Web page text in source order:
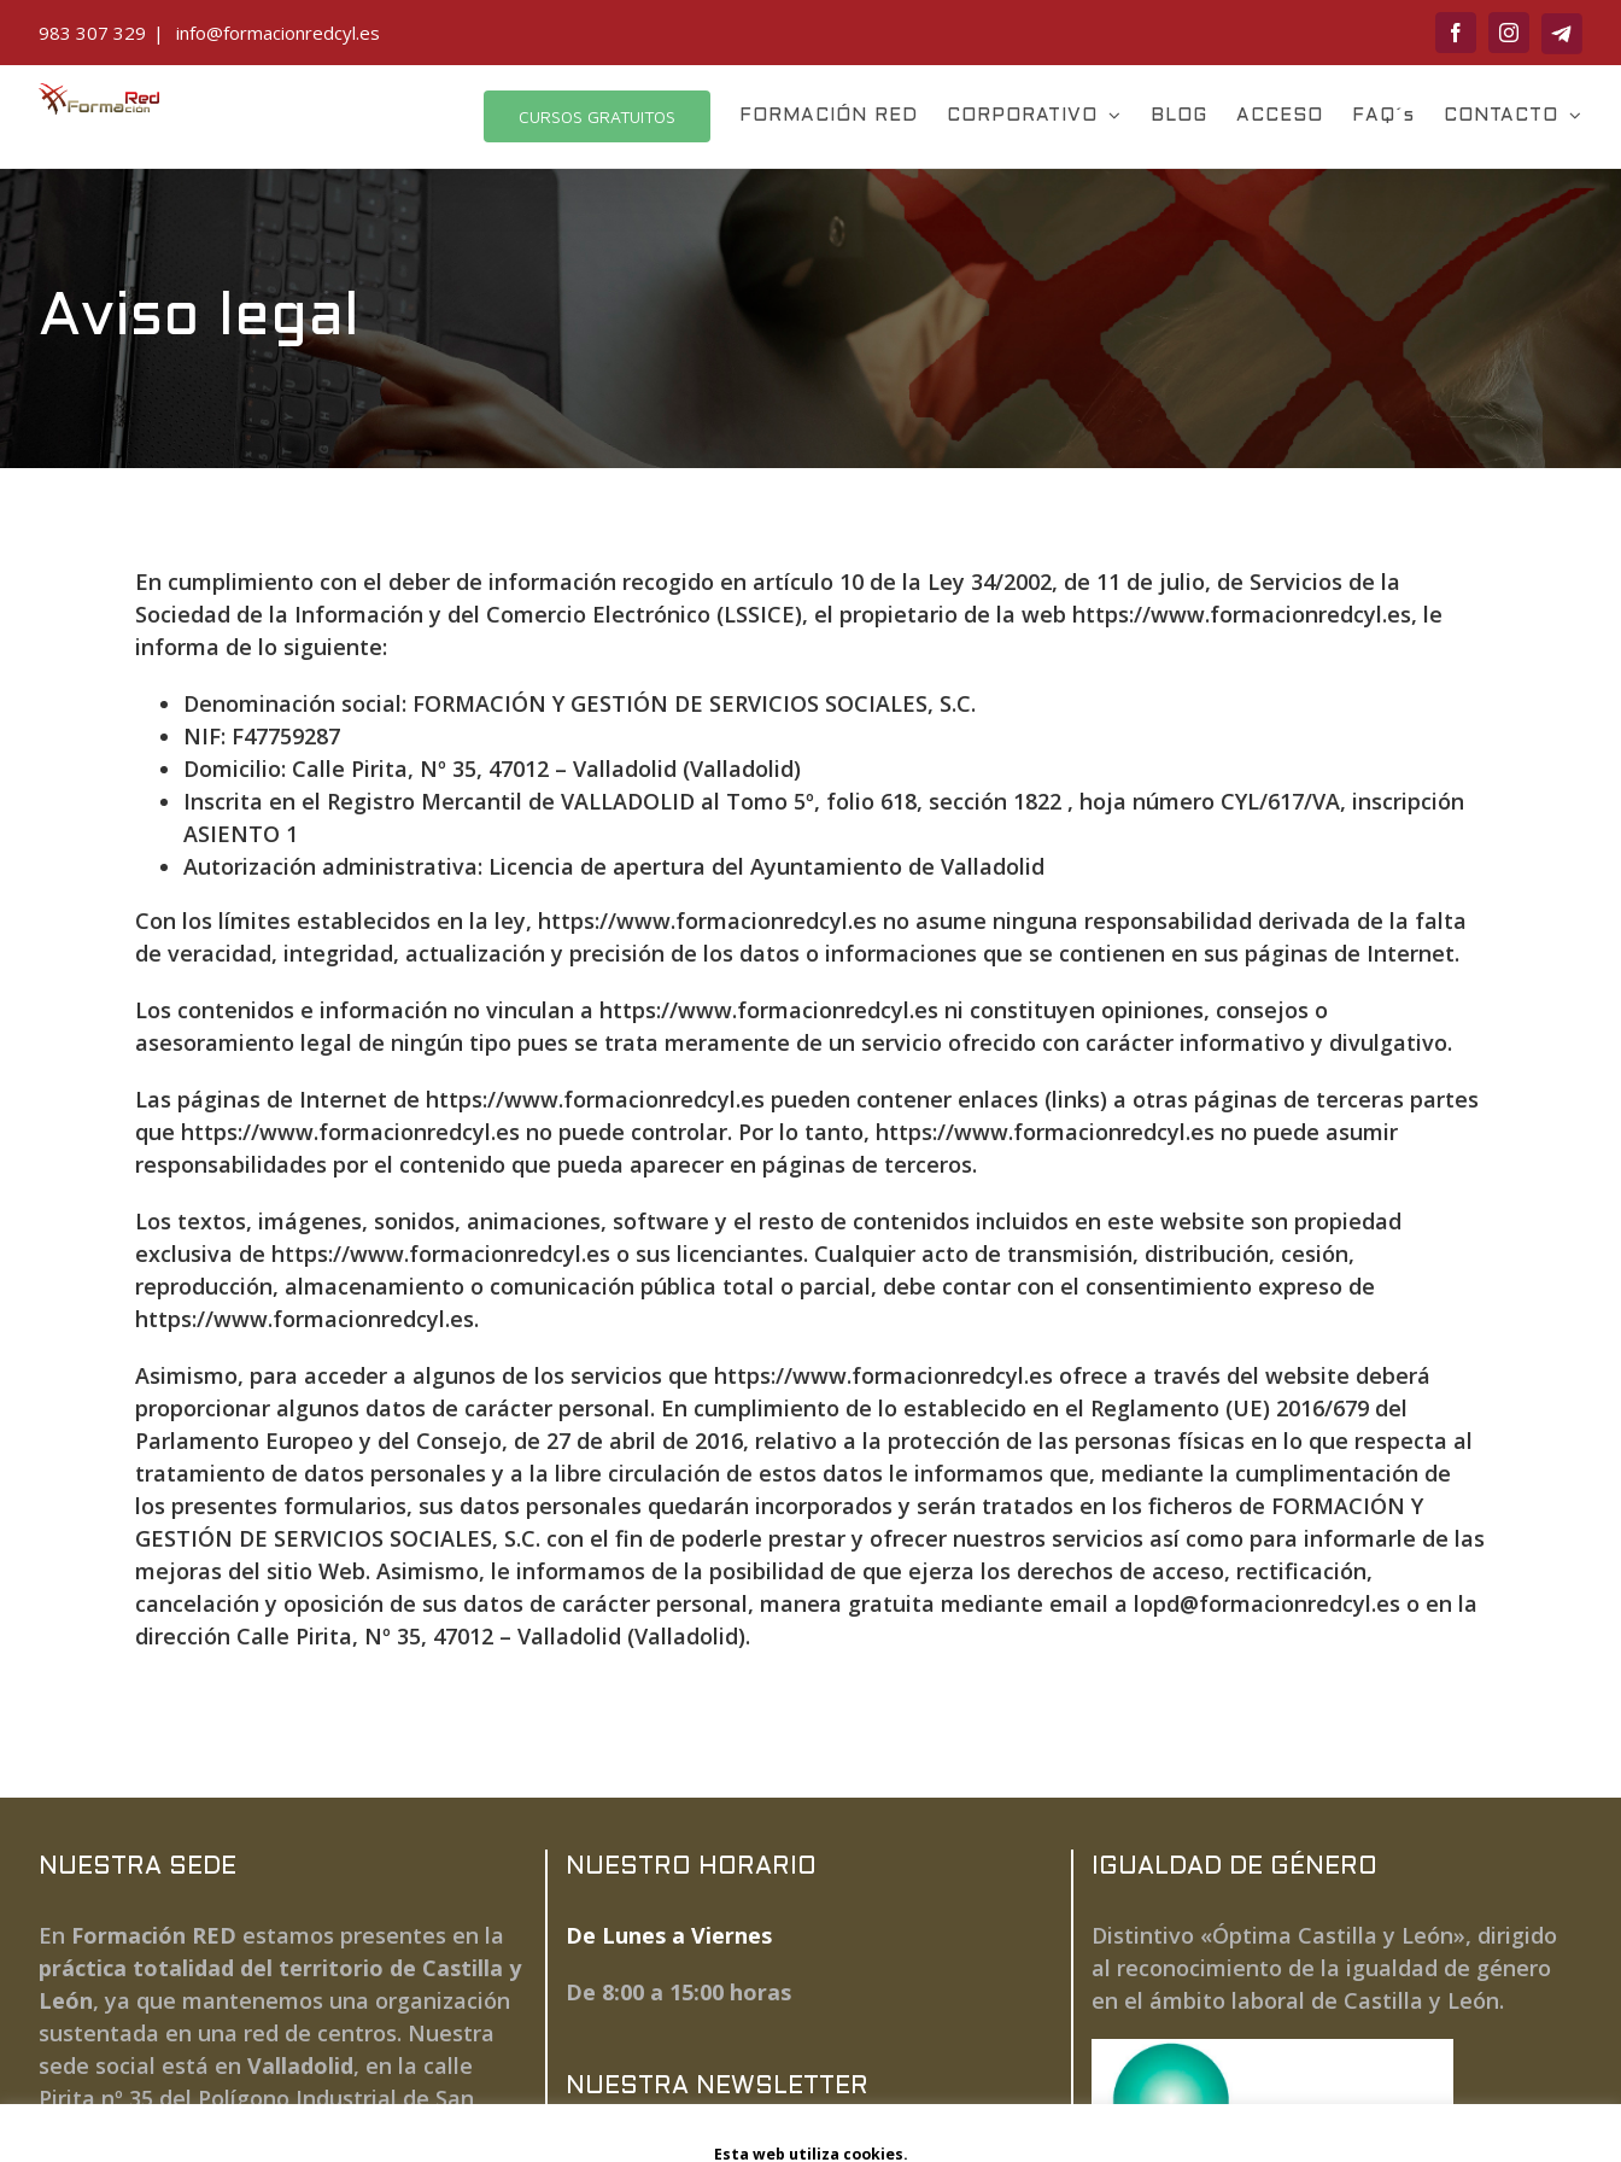
contenido
983 307 329 | info@formacionredcyl.es FacebookInstagram
Telegram
CURSOS GRATUITOS FORMACIÓN RED CORPORATIVO BLOG ACCESO FAQ´s CONTACTO
Aviso legal
En cumplimiento con el deber de información recogido en artículo 10 de la Ley 34/2002, de 11 de julio, de Servicios de la
Sociedad de la Información y del Comercio Electrónico (LSSICE), el propietario de la web https://www.formacionredcyl.es, le
informa de lo siguiente:
Denominación social: FORMACIÓN Y GESTIÓN DE SERVICIOS SOCIALES, S.C.
NIF: F47759287
Domicilio: Calle Pirita, Nº 35, 47012 – Valladolid (Valladolid)
Inscrita en el Registro Mercantil de VALLADOLID al Tomo 5º, folio 618, sección 1822 , hoja número CYL/617/VA, inscripción
ASIENTO 1
Autorización administrativa: Licencia de apertura del Ayuntamiento de Valladolid
Con los límites establecidos en la ley, https://www.formacionredcyl.es no asume ninguna responsabilidad derivada de la falta
de veracidad, integridad, actualización y precisión de los datos o informaciones que se contienen en sus páginas de Internet.
Los contenidos e información no vinculan a https://www.formacionredcyl.es ni constituyen opiniones, consejos o
asesoramiento legal de ningún tipo pues se trata meramente de un servicio ofrecido con carácter informativo y divulgativo.
Las páginas de Internet de https://www.formacionredcyl.es pueden contener enlaces (links) a otras páginas de terceras partes
que https://www.formacionredcyl.es no puede controlar. Por lo tanto, https://www.formacionredcyl.es no puede asumir
responsabilidades por el contenido que pueda aparecer en páginas de terceros.
Los textos, imágenes, sonidos, animaciones, software y el resto de contenidos incluidos en este website son propiedad
exclusiva de https://www.formacionredcyl.es o sus licenciantes. Cualquier acto de transmisión, distribución, cesión,
reproducción, almacenamiento o comunicación pública total o parcial, debe contar con el consentimiento expreso de
https://www.formacionredcyl.es.
Asimismo, para acceder a algunos de los servicios que https://www.formacionredcyl.es ofrece a través del website deberá
proporcionar algunos datos de carácter personal. En cumplimiento de lo establecido en el Reglamento (UE) 2016/679 del
Parlamento Europeo y del Consejo, de 27 de abril de 2016, relativo a la protección de las personas físicas en lo que respecta al
tratamiento de datos personales y a la libre circulación de estos datos le informamos que, mediante la cumplimentación de
los presentes formularios, sus datos personales quedarán incorporados y serán tratados en los ficheros de FORMACIÓN Y
GESTIÓN DE SERVICIOS SOCIALES, S.C. con el fin de poderle prestar y ofrecer nuestros servicios así como para informarle de las
mejoras del sitio Web. Asimismo, le informamos de la posibilidad de que ejerza los derechos de acceso, rectificación,
cancelación y oposición de sus datos de carácter personal, manera gratuita mediante email a lopd@formacionredcyl.es o en la
dirección Calle Pirita, Nº 35, 47012 – Valladolid (Valladolid).
NUESTRA SEDE
En Formación RED estamos presentes en la
práctica totalidad del territorio de Castilla y
León, ya que mantenemos una organización
sustentada en una red de centros. Nuestra
sede social está en Valladolid, en la calle
Pirita nº 35 del Polígono Industrial de San
NUESTRO HORARIO
De Lunes a Viernes
De 8:00 a 15:00 horas
NUESTRA NEWSLETTER
IGUALDAD DE GÉNERO
Distintivo «Óptima Castilla y León», dirigido
al reconocimiento de la igualdad de género
en el ámbito laboral de Castilla y León.
Esta web utiliza cookies.